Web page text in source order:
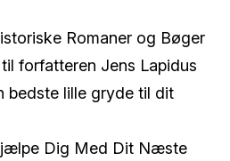
Romaner og Bøger
forfatteren Jens Lapidus
bedste lille gryde til dit
Dig Med Dit Næste